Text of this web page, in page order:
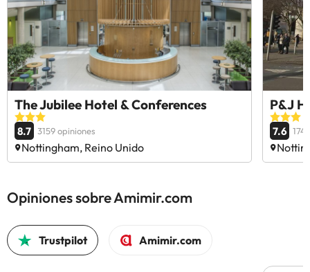
The Jubilee Hotel & Conferences
8.7 3159 opiniones
Nottingham, Reino Unido
P&J
7.6 174
Opiniones sobre Amimir.com
Trustpilot Amimir.com